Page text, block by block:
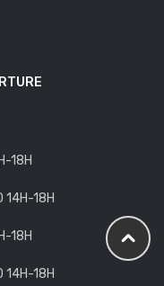
18H
14H-18H
18H
14H-18H